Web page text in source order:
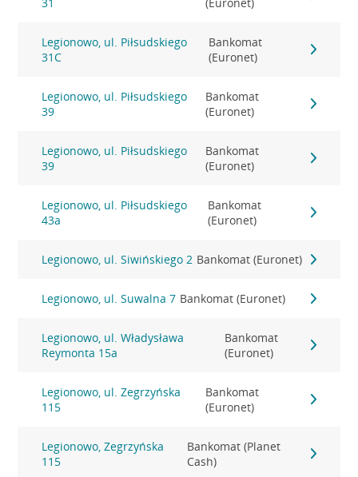
Legionowo, ul. Piłsudskiego
31C
Bankomat
(Euronet)
Legionowo, ul. Piłsudskiego
39
Bankomat
(Euronet)
Legionowo, ul. Piłsudskiego
39
Bankomat
(Euronet)
Legionowo, ul. Piłsudskiego
43a
Bankomat
(Euronet)
Legionowo, ul. Siwińskiego 2 Bankomat (Euronet)
Legionowo, ul. Suwalna 7 Bankomat (Euronet)
Legionowo, ul. Władysława
Reymonta 15a
Bankomat
(Euronet)
Legionowo, ul. Zegrzyńska
115
Bankomat
(Euronet)
Legionowo, Zegrzyńska
115
Bankomat (Planet
Cash)